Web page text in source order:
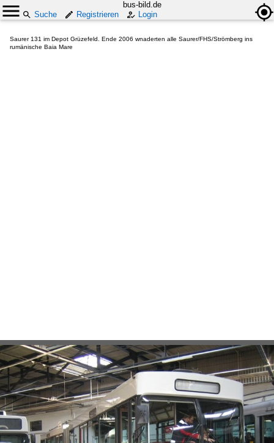
bus-bild.de
Suche
Registrieren Login
Saurer 131 im Depot Grüzefeld. Ende 2006 wnaderten alle Saurer/FHS/Strömberg ins
rumänische Baia Mare